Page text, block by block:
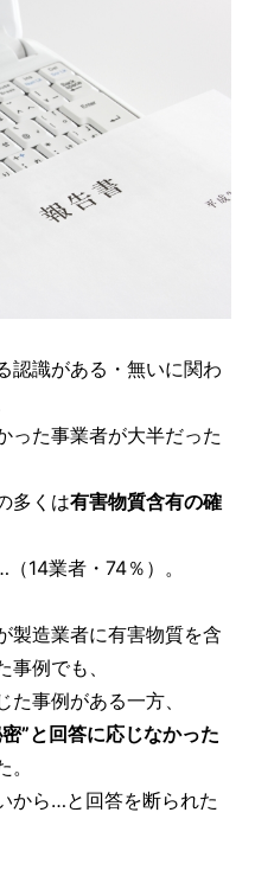
認識がある・無いに関わ
った事業者が大半だった
多くは有害物質含有の確
14業者・74％）。
製造業者に有害物質を含
例でも、
事例がある一方、
”と回答に応じなかった
から…と回答を断られた